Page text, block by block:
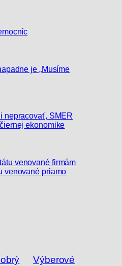
je „Musíme
nepracovať, SMER
ekonomike
venované firmám
venované priamo
Výberové